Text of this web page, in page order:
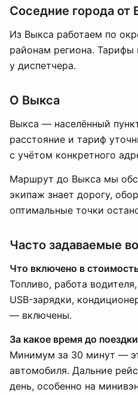
Соседние города от
Из Выкса работаем по
районам региона. Тарифы
у диспетчера.
О Выкса
Выкса — населённый
расстояние и тариф
с учётом конкретного
Маршрут до Выкса мы
экипаж знает дорогу,
оптимальные точки
Часто задаваемые
Что включено в
Топливо, работа
USB-зарядки,
— включены.
За какое время до
Минимум за 30 минут —
автомобиля. Дальние
день, особенно на